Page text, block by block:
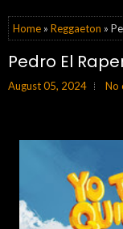
Home » Reggaeton »
Pedro El
August 05, 2024 No